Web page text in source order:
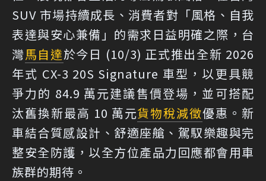
SUV 市場持續成長、消費者對「風格、自我
表達與安心兼備」的需求日益明確之際，台
灣馬自達於今日 (10/3) 正式推出全新 2026
年式 CX-3 20S Signature 車型，以更具競
爭力的 84.9 萬元建議售價登場，並可搭配
汰舊換新最高 10 萬元貨物稅減徵優惠。新
車結合質感設計、舒適座艙、駕馭樂趣與完
整安全防護，以全方位產品力回應都會用車
族群的期待。